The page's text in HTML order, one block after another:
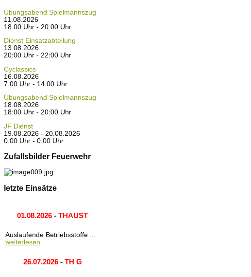
Übungsabend Spielmannszug
11.08.2026
18:00 Uhr - 20:00 Uhr
Dienst Einsatzabteilung
13.08.2026
20:00 Uhr - 22:00 Uhr
Cyclassics
16.08.2026
7:00 Uhr - 14:00 Uhr
Übungsabend Spielmannszug
18.08.2026
18:00 Uhr - 20:00 Uhr
JF Dienst
19.08.2026 - 20.08.2026
0:00 Uhr - 0:00 Uhr
Zufallsbilder Feuerwehr
letzte Einsätze
01.08.2026 - THAUST
Auslaufende Betriebsstoffe ...
weiterlesen
26.07.2026- TH G